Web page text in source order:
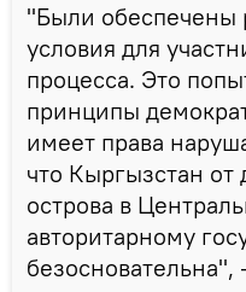
"Были обеспечены
условия для
процесса. Это
принципы
имеет права
что Кыргызстан от
острова в
авторитарному